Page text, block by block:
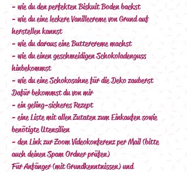
- wie du den perfekten Biskuit Boden backst
- wie du eine leckere Vanillecreme von Grund auf
herstellen kannst
- wie du daraus eine Buttercreme machst
- wie du einen geschmeidigen Schokoladenguss
hinbekommst
- wie du eine Schokosahne für die Deko zauberst
Dafür bekommst du von mir
- ein geling-sicheres Rezept
- eine Liste mit allen Zutaten zum Einkaufen sowie
benötigte Utensilien
- den Link zur Zoom Videokonferenz per Mail (bitte
auch deinen Spam Ordner prüfen)
Für Anfänger (mit Grundkenntnissen) und